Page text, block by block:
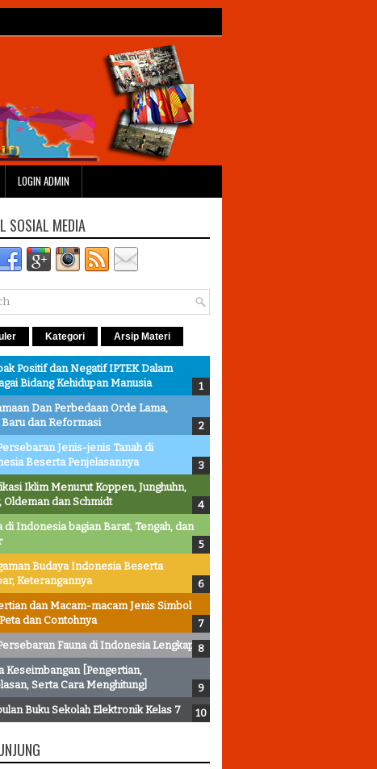
LOGIN ADMIN
SOSIAL MEDIA
Kategori Arsip Materi
Positif dan Negatif IPTEK Dalam
Bidang Kehidupan Manusia
Dan Perbedaan Orde Lama,
dan Reformasi
Jenis-jenis Tanah di
Beserta Penjelasannya
Iklim Menurut Koppen, Junghuhn,
Oldeman dan Schmidt
di Indonesia bagian Barat, Tengah, dan
Budaya Indonesia Beserta
Keterangannya
dan Macam-macam Jenis Simbol
dan Contohnya
Fauna di Indonesia Lengkap
Keseimbangan [Pengertian,
Serta Cara Menghitung]
Buku Sekolah Elektronik Kelas 7